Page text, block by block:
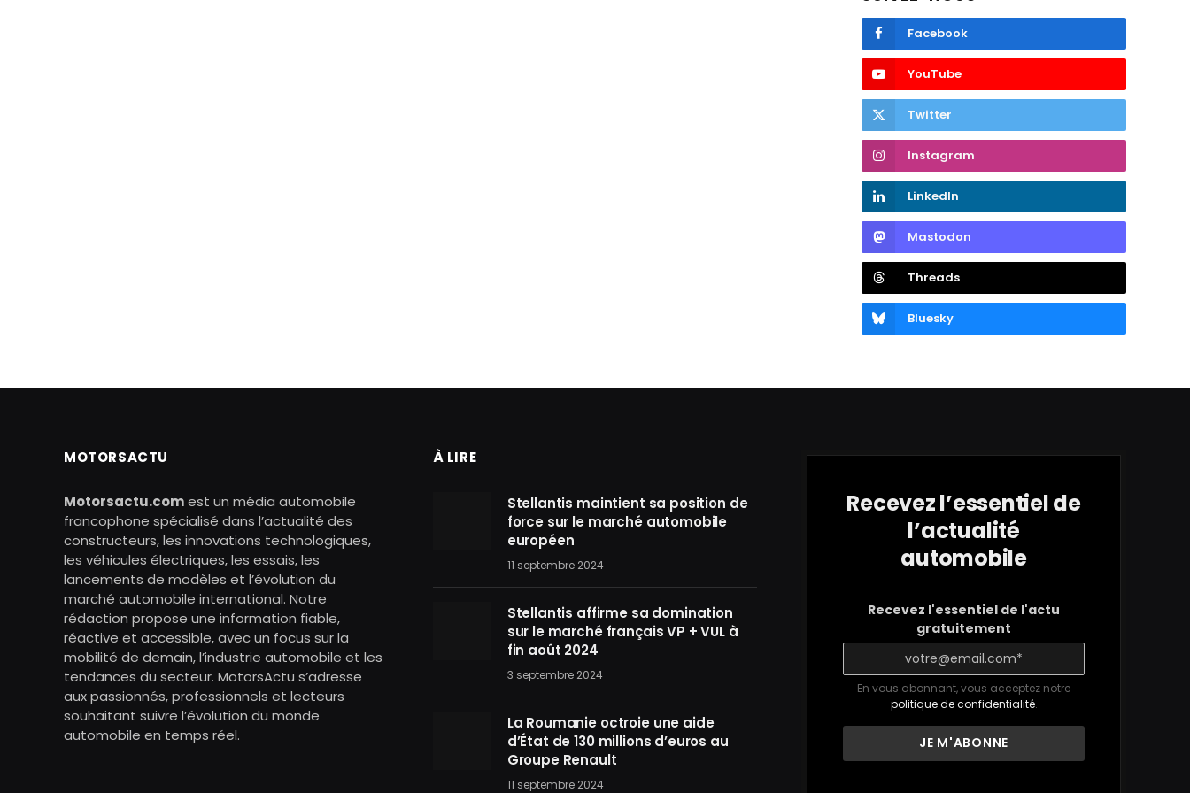
Facebook
YouTube
Twitter
Instagram
LinkedIn
Mastodon
Threads
Bluesky
MOTORSACTU
Motorsactu.comest un média automobile
francophone spécialisé dans l’actualité des
constructeurs, les innovations technologiques,
les véhicules électriques, les essais, les
lancements de modèles et l’évolution du
marché automobile international. Notre
rédaction propose une information fiable,
réactive et accessible, avec un focus sur la
mobilité de demain, l’industrie automobile et les
tendances du secteur. MotorsActu s’adresse
aux passionnés, professionnels et lecteurs
souhaitant suivre l’évolution du monde
automobile en temps réel.
À LIRE
Stellantis maintient sa position de
force sur le marché automobile
européen
11 septembre 2024
Stellantis affirme sa domination
sur le marché français VP + VUL à
fin août 2024
3 septembre 2024
La Roumanie octroie une aide
d’État de 130 millions d’euros au
Groupe Renault
11 septembre 2024
Recevez l’essentiel de
l’actualité
automobile
Recevez l'essentiel de l'actu
gratuitement
En vous abonnant, vous acceptez notre
politique de confidentialité.